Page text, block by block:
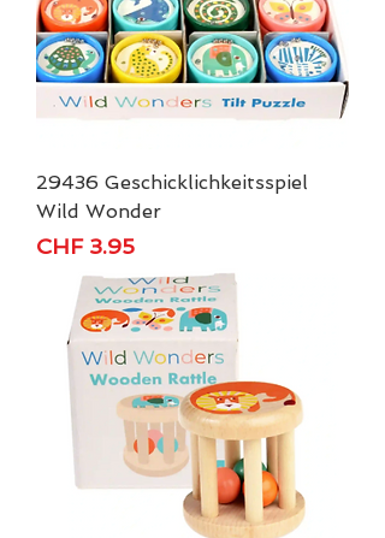
29436 Geschicklichkeitsspiel
Wild Wonder
Price
CHF 3.95